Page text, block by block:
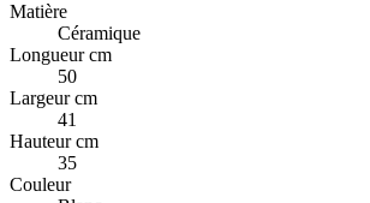
Matière
Céramique
Longueur cm
50
Largeur cm
41
Hauteur cm
35
Couleur